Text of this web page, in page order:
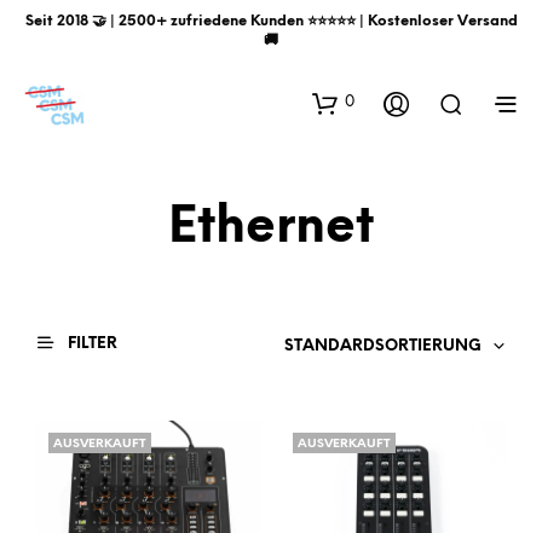
Seit 2018 🤝 | 2500+ zufriedene Kunden ⭐️⭐️⭐️⭐️⭐️ | Kostenloser Versand
🚚
0
Ethernet
FILTER STANDARDSORTIERUNG
AUSVERKAUFT AUSVERKAUFT